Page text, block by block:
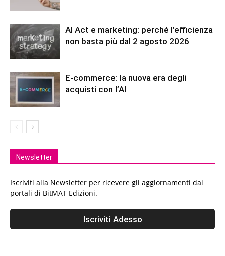
AI Act e marketing: perché l’efficienza
non basta più dal 2 agosto 2026
E-commerce: la nuova era degli
acquisti con l’AI
Newsletter
Iscriviti alla Newsletter per ricevere gli aggiornamenti dai
portali di BitMAT Edizioni.